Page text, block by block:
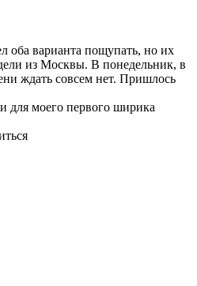
оба варианта пощупать, но их
из Москвы. В понедельник, в
ждать совсем нет. Пришлось
для моего первого ширика